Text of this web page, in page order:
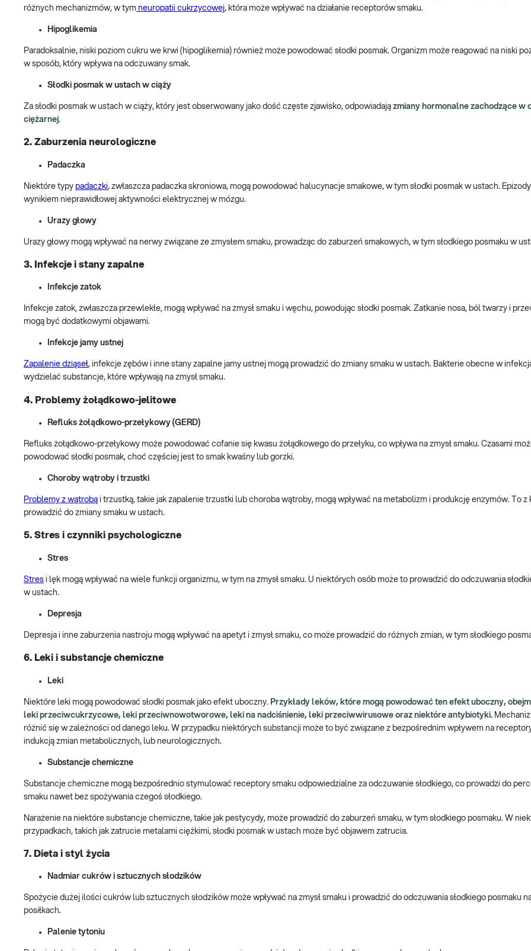
różnych mechanizmów, w tym neuropatii cukrzycowej, która może wpływać na działanie receptorów smaku.
Hipoglikemia
Paradoksalnie, niski poziom cukru we krwi (hipoglikemia) również może powodować słodki posmak. Organizm może reagować na niski
w sposób, który wpływa na odczuwany smak.
Słodki posmak w ustach w ciąży
Za słodki posmak w ustach w ciąży, który jest obserwowany jako dość częste zjawisko, odpowiadają zmiany hormonalne zachodzące w
ciężarnej.
2. Zaburzenia neurologiczne
Padaczka
Niektóre typy padaczki, zwłaszcza padaczka skroniowa, mogą powodować halucynacje smakowe, w tym słodki posmak w ustach.
wynikiem nieprawidłowej aktywności elektrycznej w mózgu.
Urazy głowy
Urazy głowy mogą wpływać na nerwy związane ze zmysłem smaku, prowadząc do zaburzeń smakowych, w tym słodkiego posmaku w
3. Infekcje i stany zapalne
Infekcje zatok
Infekcje zatok, zwłaszcza przewlekłe, mogą wpływać na zmysł smaku i węchu, powodując słodki posmak. Zatkanie nosa, ból twarzy i
mogą być dodatkowymi objawami.
Infekcje jamy ustnej
Zapalenie dziąseł, infekcje zębów i inne stany zapalne jamy ustnej mogą prowadzić do zmiany smaku w ustach. Bakterie obecne w
wydzielać substancje, które wpływają na zmysł smaku.
4. Problemy żołądkowo-jelitowe
Refluks żołądkowo-przełykowy (GERD)
Refluks żołądkowo-przełykowy może powodować cofanie się kwasu żołądkowego do przełyku, co wpływa na zmysł smaku. Czasami
powodować słodki posmak, choć częściej jest to smak kwaśny lub gorzki.
Choroby wątroby i trzustki
Problemy z wątrobą i trzustką, takie jak zapalenie trzustki lub choroba wątroby, mogą wpływać na metabolizm i produkcję enzymów. To z
prowadzić do zmiany smaku w ustach.
5. Stres i czynniki psychologiczne
Stres
Stres i lęk mogą wpływać na wiele funkcji organizmu, w tym na zmysł smaku. U niektórych osób może to prowadzić do odczuwania
w ustach.
Depresja
Depresja i inne zaburzenia nastroju mogą wpływać na apetyt i zmysł smaku, co może prowadzić do różnych zmian, w tym słodkiego
6. Leki i substancje chemiczne
Leki
Niektóre leki mogą powodować słodki posmak jako efekt uboczny. Przykłady leków, które mogą powodować ten efekt uboczny,
leki przeciwcukrzycowe, leki przeciwnowotworowe, leki na nadciśnienie, leki przeciwwirusowe oraz niektóre antybiotyki.
różnić się w zależności od danego leku. W przypadku niektórych substancji może to być związane z bezpośrednim wpływem na
indukcją zmian metabolicznych, lub neurologicznych.
Substancje chemiczne
Substancje chemiczne mogą bezpośrednio stymulować receptory smaku odpowiedzialne za odczuwanie słodkiego, co prowadzi do
smaku nawet bez spożywania czegoś słodkiego.
Narażenie na niektóre substancje chemiczne, takie jak pestycydy, może prowadzić do zaburzeń smaku, w tym słodkiego posmaku. W
przypadkach, takich jak zatrucie metalami ciężkimi, słodki posmak w ustach może być objawem zatrucia.
7. Dieta i styl życia
Nadmiar cukrów i sztucznych słodzików
Spożycie dużej ilości cukrów lub sztucznych słodzików może wpływać na zmysł smaku i prowadzić do odczuwania słodkiego posmaku
posiłkach.
Palenie tytoniu